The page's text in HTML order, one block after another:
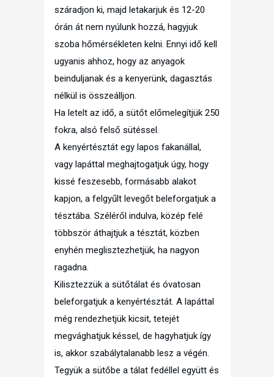
száradjon ki, majd letakarjuk és 12-20
órán át nem nyúlunk hozzá, hagyjuk
szoba hőmérsékleten kelni. Ennyi idő kell
ugyanis ahhoz, hogy az anyagok
beinduljanak és a kenyerünk, dagasztás
nélkül is összeálljon.
Ha letelt az idő, a sütőt előmelegítjük 250
fokra, alsó felső sütéssel.
A kenyértésztát egy lapos fakanállal,
vagy lapáttal meghajtogatjuk úgy, hogy
kissé feszesebb, formásabb alakot
kapjon, a felgyűlt levegőt beleforgatjuk a
tésztába. Széléről indulva, közép felé
többször áthajtjuk a tésztát, közben
enyhén meglisztezhetjük, ha nagyon
ragadna.
Kilisztezzük a sütőtálat és óvatosan
beleforgatjuk a kenyértésztát. A lapáttal
még rendezhetjük kicsit, tetejét
megvághatjuk késsel, de hagyhatjuk így
is, akkor szabálytalanabb lesz a végén.
Tegyük a sütőbe a tálat fedéllel együtt és